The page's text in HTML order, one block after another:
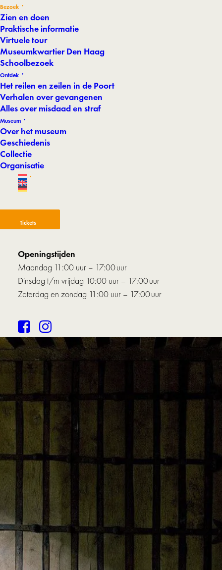
Bezoek
Zien en doen
Praktische informatie
Virtuele tour
Museumkwartier Den Haag
Schoolbezoek
Ontdek
Het reilen en zeilen in de Poort
Verhalen over gevangenen
Alles over misdaad en straf
Museum
Over het museum
Geschiedenis
Collectie
Organisatie
Tickets
Openingstijden
Maandag 11:00 uur – 17:00 uur
Dinsdag t/m vrijdag 10:00 uur – 17:00 uur
Zaterdag en zondag 11:00 uur – 17:00 uur